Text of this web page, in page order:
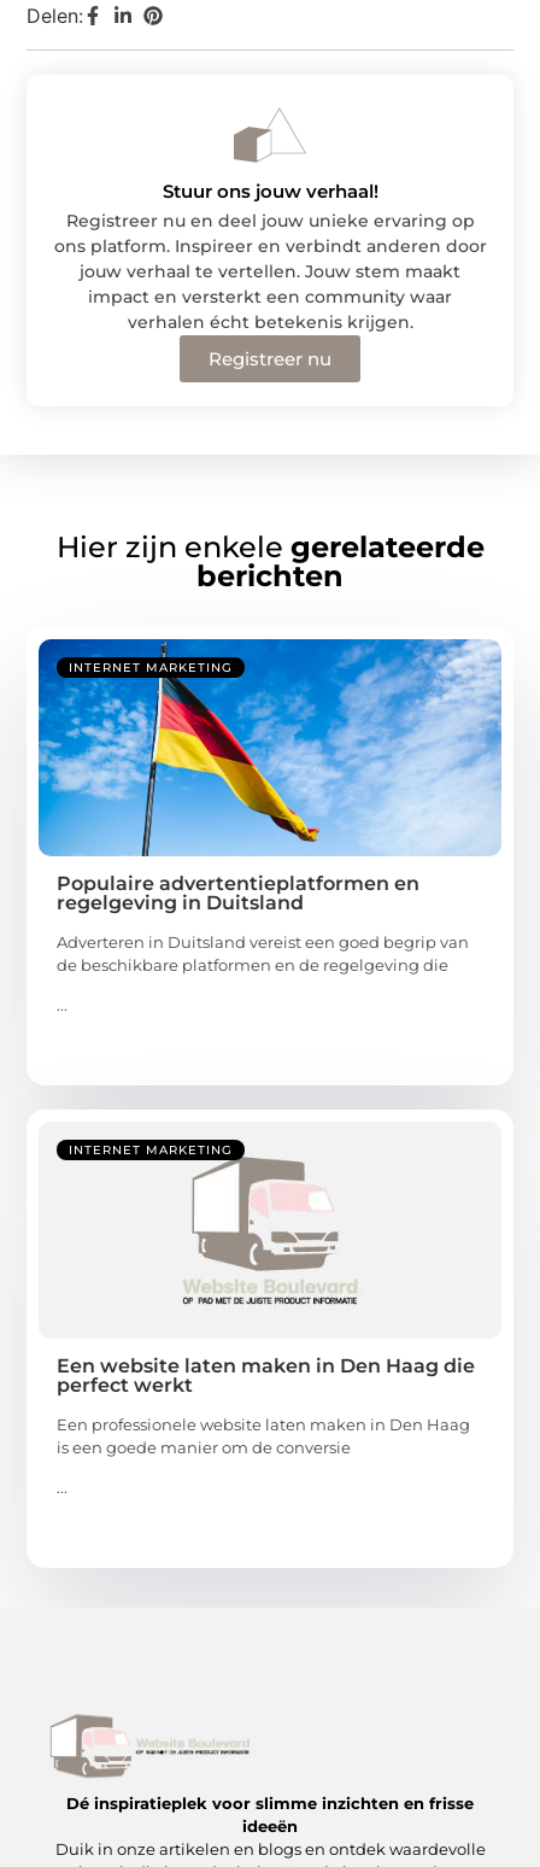
Delen:
Stuur ons jouw verhaal!
Registreer nu en deel jouw unieke ervaring op
ons platform. Inspireer en verbindt anderen door
jouw verhaal te vertellen. Jouw stem maakt
impact en versterkt een community waar
verhalen écht betekenis krijgen.
Registreer nu
Hier zijn enkele gerelateerde
berichten
INTERNET MARKETING
Populaire advertentieplatformen en
regelgeving in Duitsland
Adverteren in Duitsland vereist een goed begrip van
de beschikbare platformen en de regelgeving die
...
INTERNET MARKETING
Een website laten maken in Den Haag die
perfect werkt
Een professionele website laten maken in Den Haag
is een goede manier om de conversie
...
Dé inspiratieplek voor slimme inzichten en frisse
ideeën
Duik in onze artikelen en blogs en ontdek waardevolle